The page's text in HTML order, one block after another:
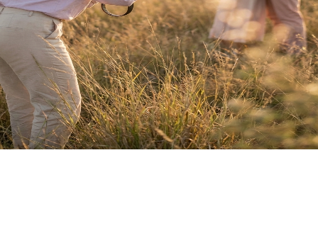
Nog nie 'n lid nie? Registreer hier
Jou reis saamTrou Ideesbegin
hier.
Ons gebruik koekies om jou ervaring te verbeter.
Privaatheidsbeleid vir meer inligting.
Aanvaar Weier